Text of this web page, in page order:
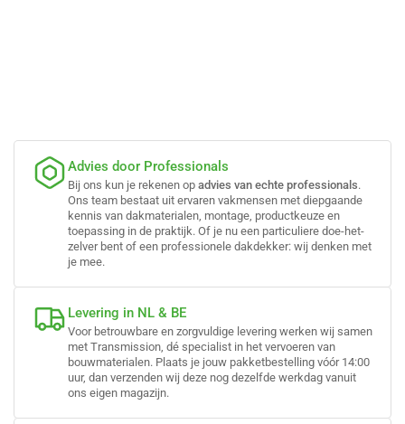
Advies door Professionals
Bij ons kun je rekenen op advies van echte professionals.
Ons team bestaat uit ervaren vakmensen met diepgaande
kennis van dakmaterialen, montage, productkeuze en
toepassing in de praktijk. Of je nu een particuliere doe-het-
zelver bent of een professionele dakdekker: wij denken met
je mee.
Levering in NL & BE
Voor betrouwbare en zorgvuldige levering werken wij samen
met Transmission, dé specialist in het vervoeren van
bouwmaterialen. Plaats je jouw pakketbestelling vóór 14:00
uur, dan verzenden wij deze nog dezelfde werkdag vanuit
ons eigen magazijn.